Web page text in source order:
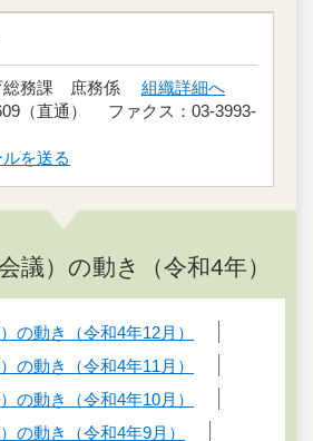
総務課 庶務係 組織詳細へ
（直通） ファクス：03-3993-
を送る
議）の動き（令和4年）
の動き（令和4年12月）
の動き（令和4年11月）
の動き（令和4年10月）
の動き（令和4年9月）